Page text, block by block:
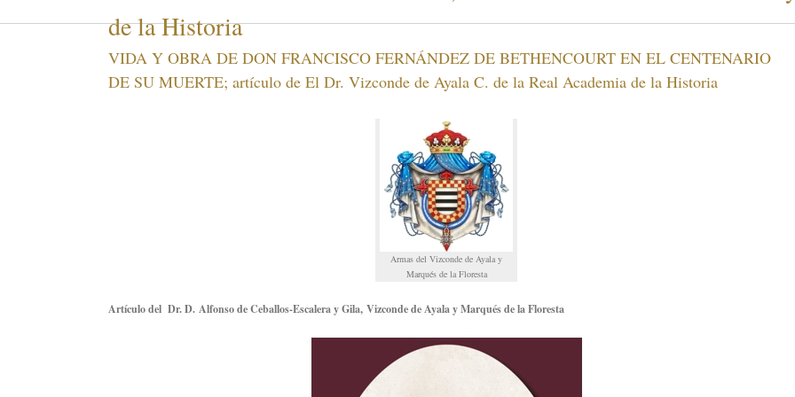
de la Historia
VIDA Y OBRA DE DON FRANCISCO FERNÁNDEZ DE BETHENCOURT EN EL CENTENARIO
DE SU MUERTE; artículo de El Dr. Vizconde de Ayala C. de la Real Academia de la Historia
Armas del Vizconde de Ayala y
Marqués de la Floresta
Artículo del Dr. D. Alfonso de Ceballos-Escalera y Gila, Vizconde de Ayala y Marqués de la Floresta